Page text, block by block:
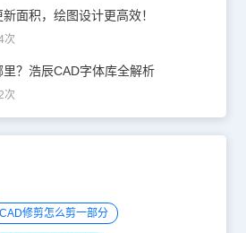
面积，绘图设计更高效！
次
？浩辰CAD字体库全解析
次
CAD修剪怎么剪一部分